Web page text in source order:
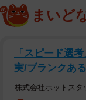
まいど
「スピード選
実/ブランクあ
株式会社ホットスタ